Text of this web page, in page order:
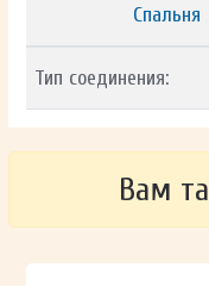
Спальня
Тип соединения:
Вам